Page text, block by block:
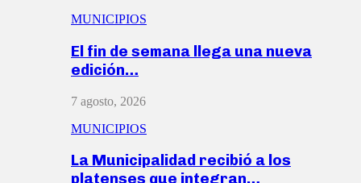
MUNICIPIOS
El fin de semana llega una nueva
edición…
7 agosto, 2026
MUNICIPIOS
La Municipalidad recibió a los
platenses que integran…